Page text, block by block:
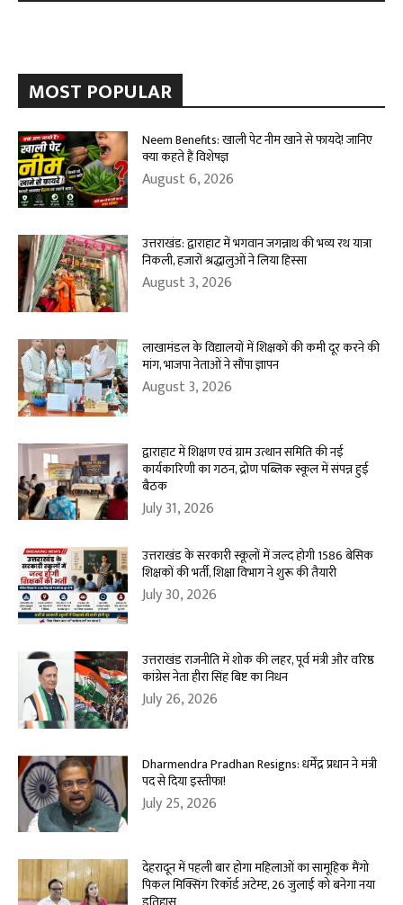
MOST POPULAR
Neem Benefits: खाली पेट नीम खाने से फायदे! जानिए
क्या कहते हैं विशेषज्ञ
August 6, 2026
उत्तराखंड: द्वाराहाट में भगवान जगन्नाथ की भव्य रथ यात्रा
निकली, हजारों श्रद्धालुओं ने लिया हिस्सा
August 3, 2026
लाखामंडल के विद्यालयों में शिक्षकों की कमी दूर करने की
मांग, भाजपा नेताओं ने सौंपा ज्ञापन
August 3, 2026
द्वाराहाट में शिक्षण एवं ग्राम उत्थान समिति की नई
कार्यकारिणी का गठन, द्रोण पब्लिक स्कूल में संपन्न हुई
बैठक
July 31, 2026
उत्तराखंड के सरकारी स्कूलों में जल्द होगी 1586 बेसिक
शिक्षकों की भर्ती, शिक्षा विभाग ने शुरू की तैयारी
July 30, 2026
उत्तराखंड राजनीति में शोक की लहर, पूर्व मंत्री और वरिष्ठ
कांग्रेस नेता हीरा सिंह बिष्ट का निधन
July 26, 2026
Dharmendra Pradhan Resigns: धर्मेंद्र प्रधान ने मंत्री
पद से दिया इस्तीफा!
July 25, 2026
देहरादून में पहली बार होगा महिलाओं का सामूहिक मैंगो
पिकल मिक्सिंग रिकॉर्ड अटेम्प्ट, 26 जुलाई को बनेगा नया